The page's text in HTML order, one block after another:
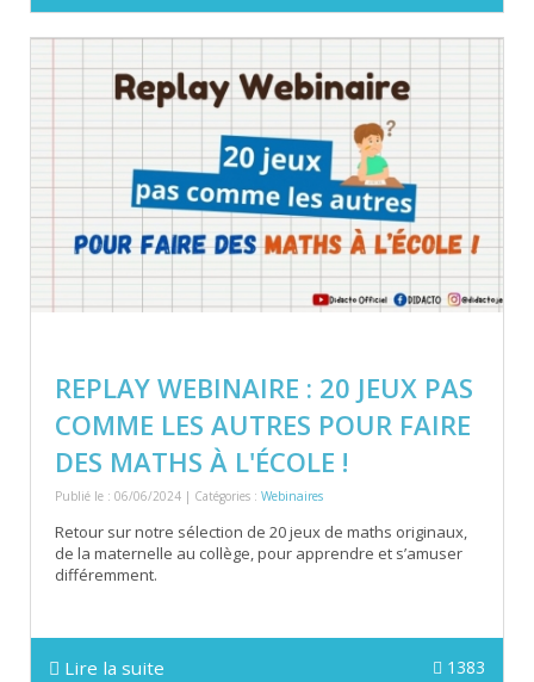
REPLAY WEBINAIRE : 20 JEUX PAS
COMME LES AUTRES POUR FAIRE
DES MATHS À L'ÉCOLE !
Publié le : 06/06/2024 | Catégories : Webinaires
Retour sur notre sélection de 20 jeux de maths originaux,
de la maternelle au collège, pour apprendre et s’amuser
différemment.
Lire la suite 1383